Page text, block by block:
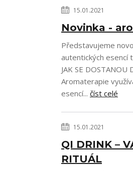
15.01.2021
Novinka -
Představujeme
autentických esencí
JAK SE DOSTANOU
Aromaterapie
esencí... číst celé
15.01.2021
QI DRINK –
RITUÁL